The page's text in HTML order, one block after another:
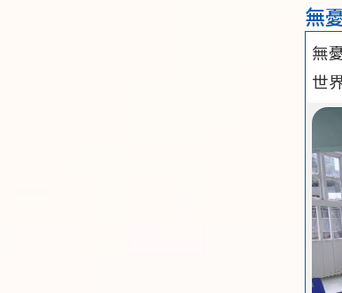
無
無
世